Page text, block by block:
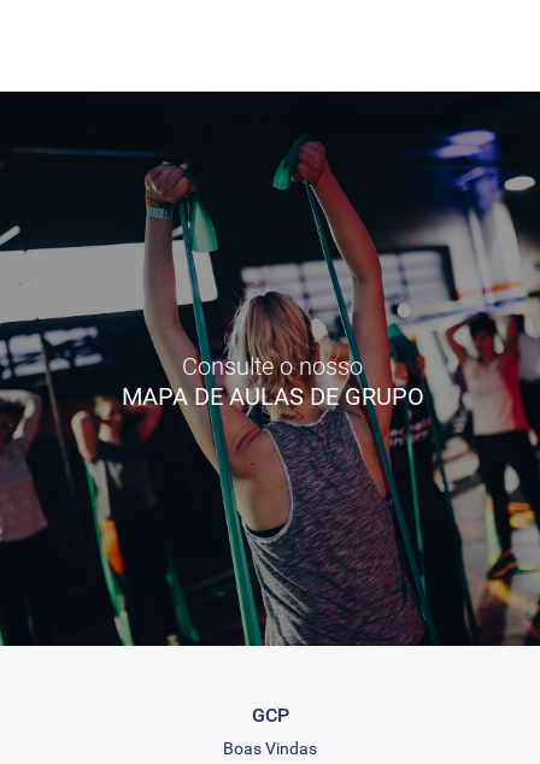
Consulte o nosso
MAPA DE AULAS DE GRUPO
GCP
Boas Vindas